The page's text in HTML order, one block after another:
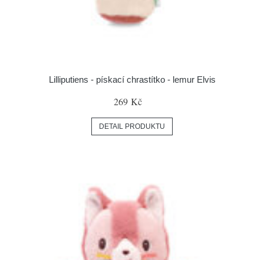
Lilliputiens - pískací chrastítko - lemur Elvis
269 Kč
DETAIL PRODUKTU